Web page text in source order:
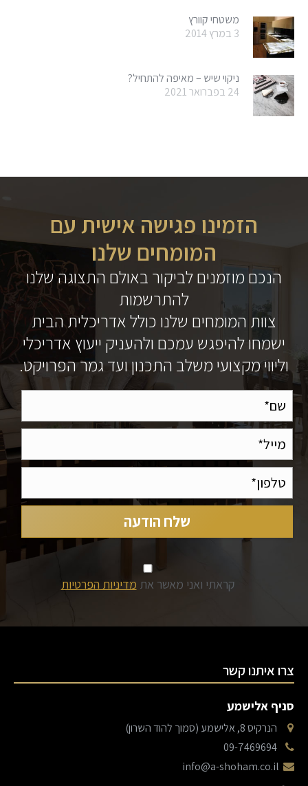
משטחי קוורץ
3 במרץ 2014
ניקוי שיש – מאיפה להתחיל?
24 בפברואר 2021
הזמינו פגישה אישית עם
המומחים שלנו
הנכם מוזמנים לביקור באולם התצוגה שלנו
להתרשמות
צוות המומחים שלנו כולל אדריכלית הבית
ישמחו להיפגש עמכם ולהעניק ייעוץ אדריכלי
וליווי מקצועי משלב התכנון ועד גמר הפרויקט.
קראתי ואני מאשר את מדיניות הפרטיות
צרו איתנו קשר
סניף אלישמע
הנרקיס 8, אלישמע (סמוך להוד השרון)
info@a-shoham.co.il